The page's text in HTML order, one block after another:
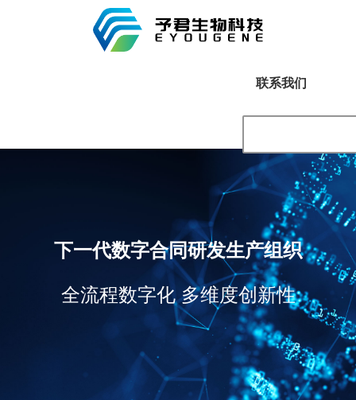
联系我们
下一代数字合同研发生产组织
全流程数字化 多维度创新性